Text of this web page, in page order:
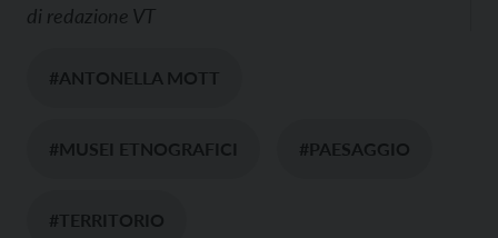
di redazione VT
#ANTONELLA MOTT
#MUSEI ETNOGRAFICI #PAESAGGIO
#TERRITORIO